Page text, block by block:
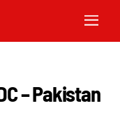
– Pakistan